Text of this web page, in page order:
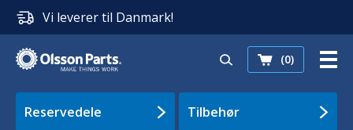
Vi leverer til Danmark!
(0)
Reservedele Tilbehør